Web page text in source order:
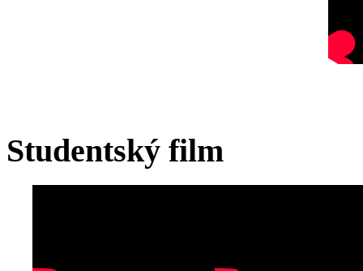
Studentský film